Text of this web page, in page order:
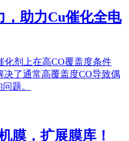
，助力Cu催化全电
化剂上在高CO覆盖度条件
了通常高覆盖度CO导致偶
题。
膜，扩展膜库！